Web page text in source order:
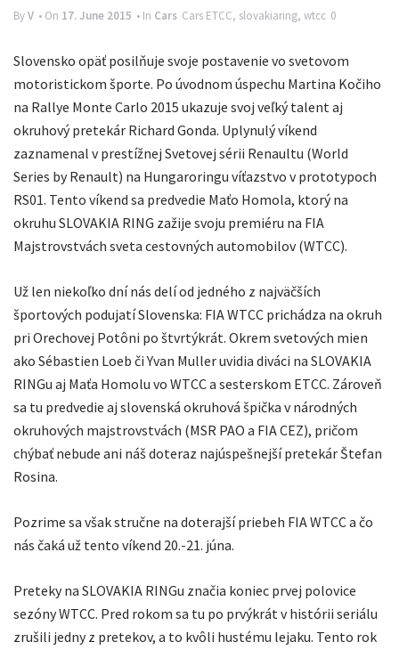
ByV • On 17. June 2015 • In Cars Cars ETCC, slovakiaring, wtcc 0
Slovensko opäť posilňuje svoje postavenie vo svetovom
motoristickom športe. Po úvodnom úspechu Martina Kočiho
na Rallye Monte Carlo 2015 ukazuje svoj veľký talent aj
okruhový pretekár Richard Gonda. Uplynulý víkend
zaznamenal v prestížnej Svetovej sérii Renaultu (World
Series by Renault) na Hungaroringu víťazstvo v prototypoch
RS01. Tento víkend sa predvedie Maťo Homola, ktorý na
okruhu SLOVAKIA RING zažije svoju premiéru na FIA
Majstrovstvách sveta cestovných automobilov (WTCC).
Už len niekoľko dní nás delí od jedného z najväčších
športových podujatí Slovenska: FIA WTCC prichádza na okruh
pri Orechovej Potôni po štvrtýkrát. Okrem svetových mien
ako Sébastien Loeb či Yvan Muller uvidia diváci na SLOVAKIA
RINGu aj Maťa Homolu vo WTCC a sesterskom ETCC. Zároveň
sa tu predvedie aj slovenská okruhová špička v národných
okruhových majstrovstvách (MSR PAO a FIA CEZ), pričom
chýbať nebude ani náš doteraz najúspešnejší pretekár Štefan
Rosina.
Pozrime sa však stručne na doterajší priebeh FIA WTCC a čo
nás čaká už tento víkend 20.-21. júna.
Preteky na SLOVAKIA RINGu značia koniec prvej polovice
sezóny WTCC. Pred rokom sa tu po prvýkrát v histórii seriálu
zrušili jedny z pretekov, a to kvôli hustému lejaku. Tento rok